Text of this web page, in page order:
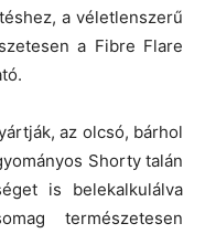
a véletlenszerű
a Fibre Flare
az olcsó, bárhol
Shorty talán
is belekalkulálva
természetesen